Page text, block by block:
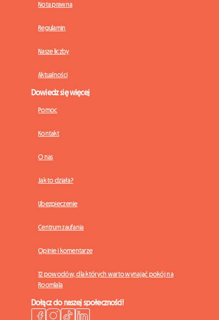
Nota prawna
Regulamin
Nasze liczby
Aktualności
Dowiedz się więcej
Pomoc
Kontakt
O nas
Jak to działa?
Ubezpieczenie
Centrum zaufania
Opinie i komentarze
12 powodów, dla których warto wynająć pokój na
Roomlala
Dołącz do naszej społeczności!